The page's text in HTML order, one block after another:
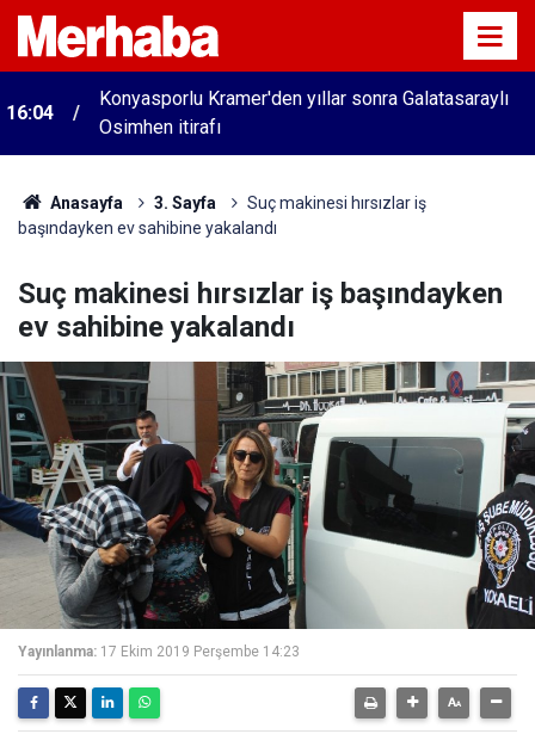
16:04
Konyasporlu Kramer'den yıllar sonra Galatasaraylı
Osimhen itirafı
Anasayfa 3. Sayfa
Suç makinesi hırsızlar iş
başındayken ev sahibine yakalandı
Suç makinesi hırsızlar iş başındayken
ev sahibine yakalandı
Yayınlanma: 17 Ekim 2019 Perşembe 14:23